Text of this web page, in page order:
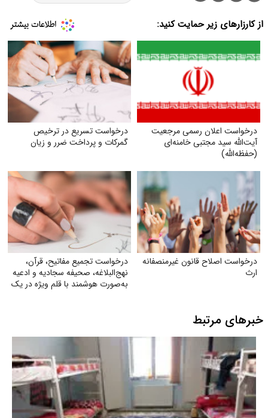
از کارزارهای زیر حمایت کنید:
درخواست اعلان رسمی مرجعیت
آیت‌الله سید مجتبی خامنه‌ای
(حفظه‌الله)
درخواست تسریع در ترخیص
گمرکات و پرداخت ضرر و زیان
درخواست اصلاح قانون غیرمنصفانه
ارث
درخواست تجمیع مفاتیح، قرآن،
نهج‌البلاغه، صحیفه سجادیه و ادعیه
به‌صورت هوشمند با قلم ویژه در یک
خبرهای مرتبط